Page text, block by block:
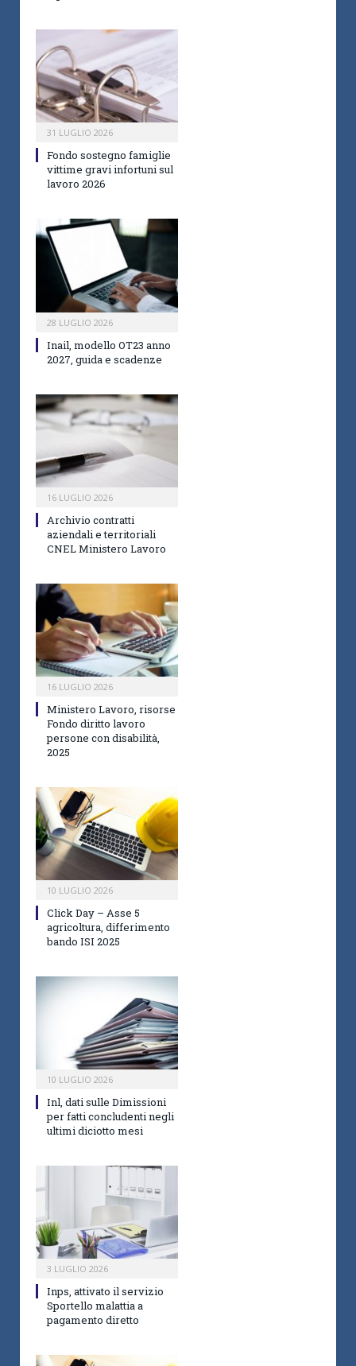
31 LUGLIO 2026
Fondo sostegno famiglie
vittime gravi infortuni sul
lavoro 2026
28 LUGLIO 2026
Inail, modello OT23 anno
2027, guida e scadenze
16 LUGLIO 2026
Archivio contratti
aziendali e territoriali
CNEL Ministero Lavoro
16 LUGLIO 2026
Ministero Lavoro, risorse
Fondo diritto lavoro
persone con disabilità,
2025
10 LUGLIO 2026
Click Day – Asse 5
agricoltura, differimento
bando ISI 2025
10 LUGLIO 2026
Inl, dati sulle Dimissioni
per fatti concludenti negli
ultimi diciotto mesi
3 LUGLIO 2026
Inps, attivato il servizio
Sportello malattia a
pagamento diretto